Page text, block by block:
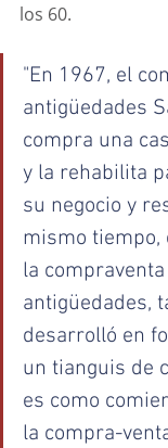
los 60.
"En 1967, el
antigüedades
compra una
y la rehabilita
su negocio y
mismo tiempo,
la
antigüedades,
desarrolló en
un tianguis de
es como
la compra-